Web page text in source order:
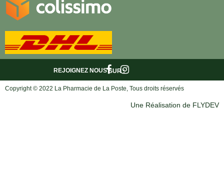
SUR :
REJOIGNEZ NOUS
Copyright © 2022 La Pharmacie de La Poste, Tous droits réservés
Une Réalisation de FLYDEV